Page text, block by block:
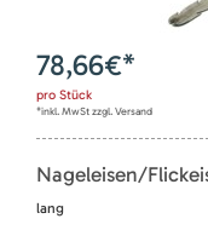
78,66€*
pro Stück
*inkl. MwSt zzgl. Versand
Nageleisen/
lang